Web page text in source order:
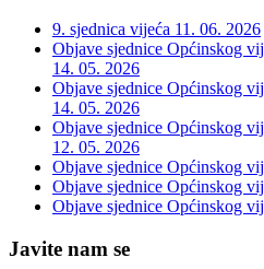
9. sjednica vijeća 11. 06. 2026
Objave sjednice Općinskog
14. 05. 2026
Objave sjednice Općinskog
14. 05. 2026
Objave sjednice Općinskog
12. 05. 2026
Objave sjednice Općinskog
Objave sjednice Općinskog
Objave sjednice Općinskog
Javite nam se